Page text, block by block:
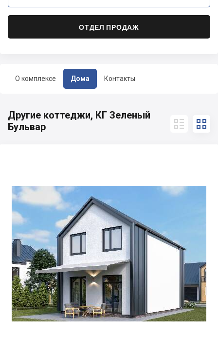
О комплексе Дома Контакты
ОТДЕЛ ПРОДАЖ
Другие коттеджи, КГ Зеленый
Бульвар
 